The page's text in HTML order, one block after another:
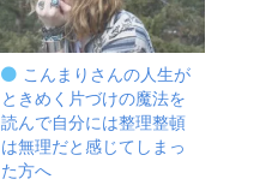
こんまりさんの人生が
ときめく片づけの魔法を
読んで自分には整理整頓
は無理だと感じてしまっ
た方へ